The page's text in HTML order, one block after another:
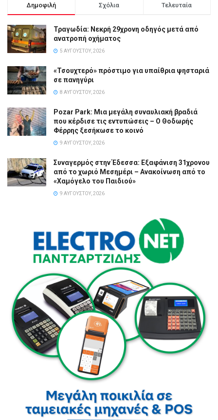
Δημοφιλή Σχόλια Τελευταία
Τραγωδία: Νεκρή 29χρονη οδηγός μετά από
ανατροπή οχήματος
5 ΑΥΓΟΎΣΤΟΥ, 2026
«Τσουχτερό» πρόστιμο για υπαίθρια ψησταριά
σε πανηγύρι
8 ΑΥΓΟΎΣΤΟΥ, 2026
Pozar Park: Μια μεγάλη συναυλιακή βραδιά
που κέρδισε τις εντυπώσεις – Ο Θοδωρής
Φέρρης ξεσήκωσε το κοινό
9 ΑΥΓΟΎΣΤΟΥ, 2026
Συναγερμός στην Έδεσσα: Εξαφάνιση 31χρονου
από το χωριό Μεσημέρι – Ανακοίνωση από το
«Χαμόγελο του Παιδιού»
9 ΑΥΓΟΎΣΤΟΥ, 2026